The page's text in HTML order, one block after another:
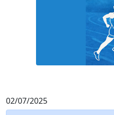
02/07/2025